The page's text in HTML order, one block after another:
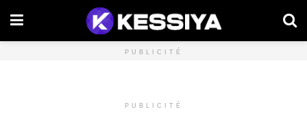
PUBLICITÉ
PUBLICITÉ